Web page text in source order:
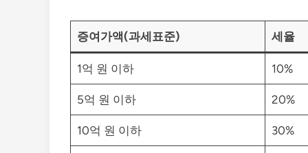
증여가액(과세표준) 세율
1억 원 이하 10%
5억 원 이하 20%
10억 원 이하 30%